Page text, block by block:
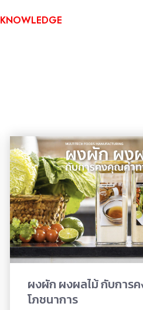
KNOWLEDGE
ผงผัก ผงผลไม้ กับการ
โภชนาการ